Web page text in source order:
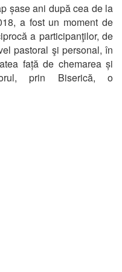
șase ani după cea de la
a fost un moment de
a participanţilor, de
pastoral şi personal, în
față de chemarea și
prin Biserică, o